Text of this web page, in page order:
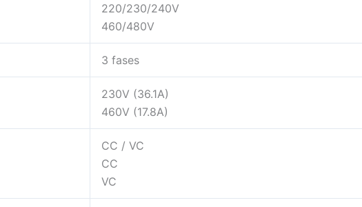
220/230/240V
460/480V
3 fases
230V (36.1A)
460V (17.8A)
CC / VC
CC
VC